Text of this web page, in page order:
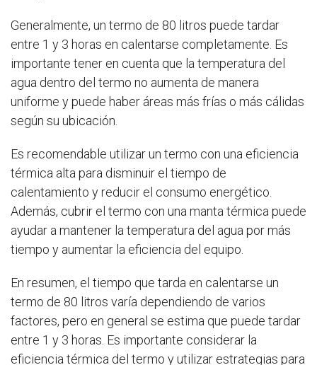
Generalmente, un termo de 80 litros puede tardar
entre 1 y 3 horas en calentarse completamente. Es
importante tener en cuenta que la temperatura del
agua dentro del termo no aumenta de manera
uniforme y puede haber áreas más frías o más cálidas
según su ubicación.
Es recomendable utilizar un termo con una eficiencia
térmica alta para disminuir el tiempo de
calentamiento y reducir el consumo energético.
Además, cubrir el termo con una manta térmica puede
ayudar a mantener la temperatura del agua por más
tiempo y aumentar la eficiencia del equipo.
En resumen, el tiempo que tarda en calentarse un
termo de 80 litros varía dependiendo de varios
factores, pero en general se estima que puede tardar
entre 1 y 3 horas. Es importante considerar la
eficiencia térmica del termo y utilizar estrategias para